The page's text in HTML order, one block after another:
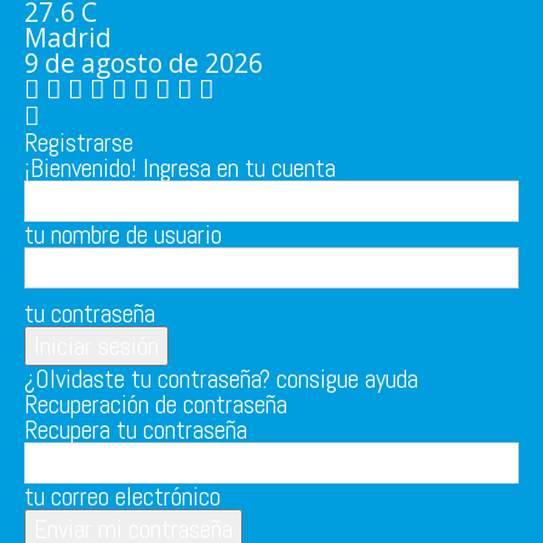
27.6 C
Madrid
9 de agosto de 2026
Registrarse
¡Bienvenido! Ingresa en tu cuenta
tu nombre de usuario
tu contraseña
¿Olvidaste tu contraseña? consigue ayuda
Recuperación de contraseña
Recupera tu contraseña
tu correo electrónico